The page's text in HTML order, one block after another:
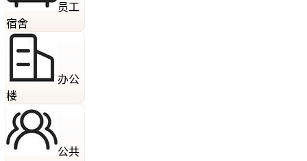
员工
宿舍
办公
楼
公共